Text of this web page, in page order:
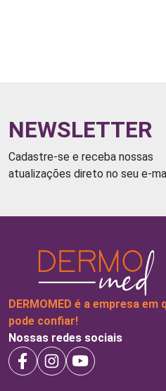
NEWSLETTER
Cadastre-se e receba nossas
atualizações direto no seu e-
DERMOMED é a empresa em
pode confiar!
Nossas redes sociais